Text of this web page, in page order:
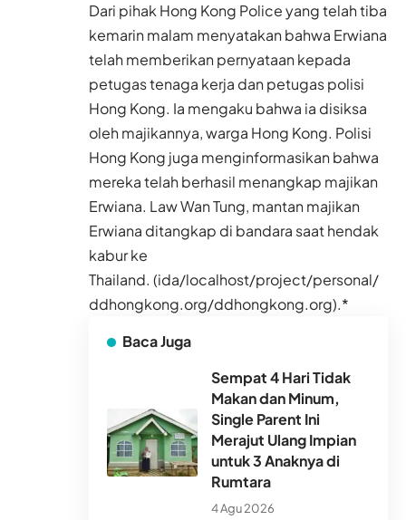
Dari pihak Hong Kong Police yang telah tiba
kemarin malam menyatakan bahwa Erwiana
telah memberikan pernyataan kepada
petugas tenaga kerja dan petugas polisi
Hong Kong. Ia mengaku bahwa ia disiksa
oleh majikannya, warga Hong Kong. Polisi
Hong Kong juga menginformasikan bahwa
mereka telah berhasil menangkap majikan
Erwiana. Law Wan Tung, mantan majikan
Erwiana ditangkap di bandara saat hendak
kabur ke
Thailand. (ida/localhost/project/personal/
ddhongkong.org/ddhongkong.org).*
Baca Juga
Sempat 4 Hari Tidak
Makan dan Minum,
Single Parent Ini
Merajut Ulang Impian
untuk 3 Anaknya di
Rumtara
4 Agu 2026